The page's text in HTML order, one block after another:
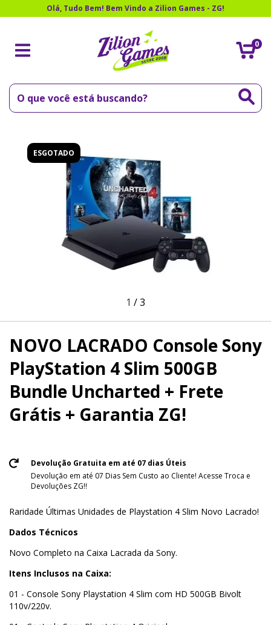
Olá, Tudo Bem! Bem Vindo a Zilion Games - ZG!
0
ESGOTADO
1 /3
NOVO LACRADO Console Sony
PlayStation 4 Slim 500GB
Bundle Uncharted + Frete
Grátis + Garantia ZG!
Devolução Gratuita em até 07 dias Úteis
Devolução em até 07 Dias Sem Custo ao Cliente! Acesse Troca e
Devoluções ZG!!
Raridade Últimas Unidades de Playstation 4 Slim Novo Lacrado!
Dados Técnicos
Novo Completo na Caixa Lacrada da Sony.
Itens Inclusos na Caixa:
01 - Console Sony Playstation 4 Slim com HD 500GB Bivolt
110v/220v.